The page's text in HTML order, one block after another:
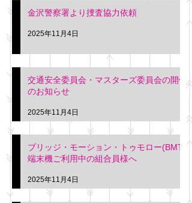
金沢警察署より捜査協力依頼
2025年11月4日
交通安全委員会・マスターズ委員会の開催
のお知らせ
2025年11月4日
ブリッジ・モーション・トゥモロー(BMT)
端末機ご利用中の組合員様へ
2025年11月4日